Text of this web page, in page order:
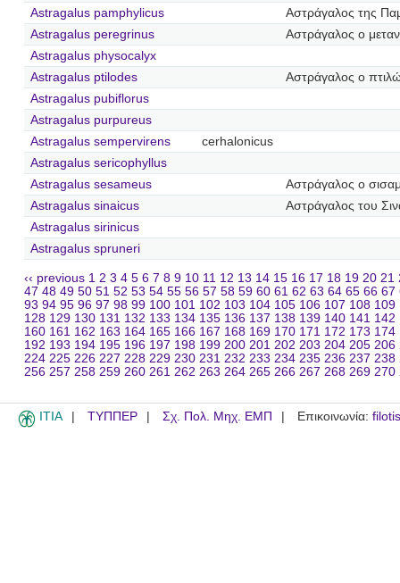
Astragalus pamphylicus
Αστράγαλος της
Astragalus peregrinus
Αστράγαλος ο
Astragalus physocalyx
Astragalus ptilodes
Αστράγαλος ο
Astragalus pubiflorus
Astragalus purpureus
Astragalus sempervirens
cerhalonicus
Astragalus sericophyllus
Astragalus sesameus
Αστράγαλος ο
Astragalus sinaicus
Αστράγαλος του
Astragalus sirinicus
Astragalus spruneri
‹‹ previous 1 2 3 4 5 6 7 8 9 10 11 12 13 14 15 16 17 18 19 20 21
47 48 49 50 51 52 53 54 55 56 57 58 59 60 61 62 63 64 65 66 67
93 94 95 96 97 98 99 100 101 102 103 104 105 106 107 108 109
128 129 130 131 132 133 134 135 136 137 138 139 140 141 142
160 161 162 163 164 165 166 167 168 169 170 171 172 173 174
192 193 194 195 196 197 198 199 200 201 202 203 204 205 206
224 225 226 227 228 229 230 231 232 233 234 235 236 237 238
256 257 258 259 260 261 262 263 264 265 266 267 268 269 270
ITIA ΤΥΠΠΕΡ Σχ. Πολ. Μηχ. ΕΜΠ Επικοινωνία: